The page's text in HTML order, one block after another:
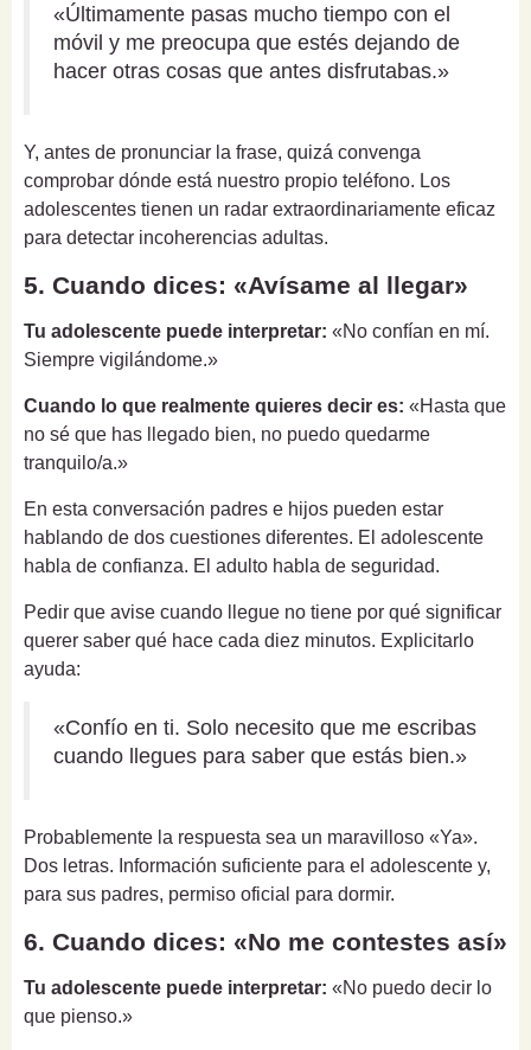
«Últimamente pasas mucho tiempo con el
móvil y me preocupa que estés dejando de
hacer otras cosas que antes disfrutabas.»
Y, antes de pronunciar la frase, quizá convenga
comprobar dónde está nuestro propio teléfono. Los
adolescentes tienen un radar extraordinariamente eficaz
para detectar incoherencias adultas.
5. Cuando dices: «Avísame al llegar»
Tu adolescente puede interpretar: «No confían en mí.
Siempre vigilándome.»
Cuando lo que realmente quieres decir es: «Hasta que
no sé que has llegado bien, no puedo quedarme
tranquilo/a.»
En esta conversación padres e hijos pueden estar
hablando de dos cuestiones diferentes. El adolescente
habla de confianza. El adulto habla de seguridad.
Pedir que avise cuando llegue no tiene por qué significar
querer saber qué hace cada diez minutos. Explicitarlo
ayuda:
«Confío en ti. Solo necesito que me escribas
cuando llegues para saber que estás bien.»
Probablemente la respuesta sea un maravilloso «Ya».
Dos letras. Información suficiente para el adolescente y,
para sus padres, permiso oficial para dormir.
6. Cuando dices: «No me contestes así»
Tu adolescente puede interpretar: «No puedo decir lo
que pienso.»